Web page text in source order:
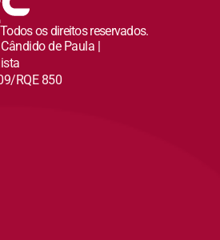
os direitos reservados.
de Paula |
RQE 850